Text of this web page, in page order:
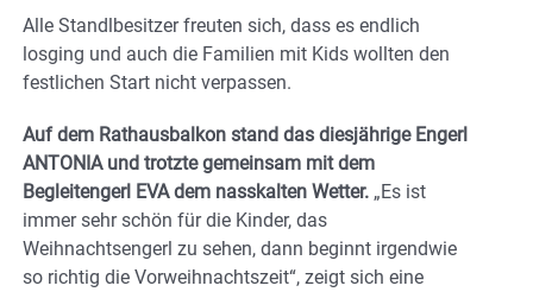
Alle Standlbesitzer freuten sich, dass es endlich
losging und auch die Familien mit Kids wollten den
festlichen Start nicht verpassen.
Auf dem Rathausbalkon stand das diesjährige Engerl
ANTONIA und trotzte gemeinsam mit dem
Begleitengerl EVA dem nasskalten Wetter. „Es ist
immer sehr schön für die Kinder, das
Weihnachtsengerl zu sehen, dann beginnt irgendwie
so richtig die Vorweihnachtszeit“, zeigt sich eine